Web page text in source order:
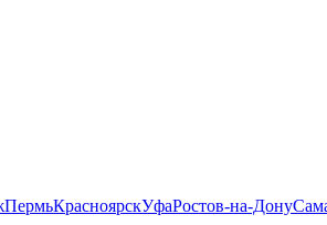
ПермьКрасноярскУфаРостов-на-Дону